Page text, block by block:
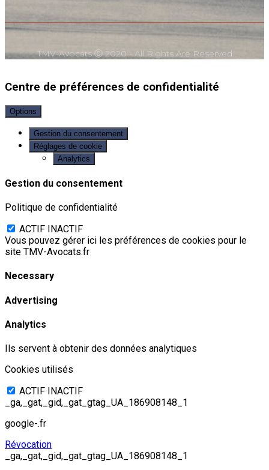
TMV-Avocats Ⓒ 2020 - All Rights Are Reserved
Centre de préférences de confidentialité
Options
Gestion du consentement
Réglages de cookie
Analytics
Gestion du consentement
Politique de confidentialité
ACTIF
INACTIF
Vous pouvez gérer ici les préférences de cookies pour le
site TMV-Avocats.fr
Necessary
Advertising
Analytics
Ils servent à obtenir des données analytiques
Cookies utilisés
ACTIF
INACTIF
_ga,_gat,_gid,_gat_gtag_UA_186908148_1
google-.fr
Révocation
_ga,_gat,_gid,_gat_gtag_UA_186908148_1